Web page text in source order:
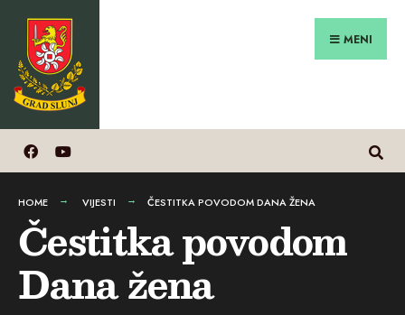
Preskoči
sadržaj
MENI
HOME VIJESTI ČESTITKA POVODOM DANA ŽENA
Čestitka povodom
Dana žena
for: